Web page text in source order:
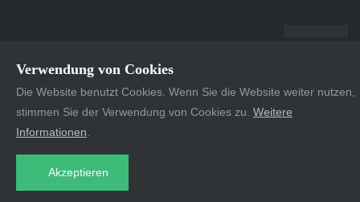
Verwendung von Cookies
Die Website benutzt Cookies. Wenn Sie die Website weiter nutzen,
stimmen Sie der Verwendung von Cookies zu. Weitere
Informationen
Akzeptieren